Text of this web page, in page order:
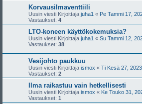
Korvausilmaventtiili
Uusin viesti Kirjoittaja juha1 « Pe Tammi 17,
Vastaukset: 4
LTO-koneen käyttökokemuksia?
Uusin viesti Kirjoittaja juha1 « Su Tammi 12,
Vastaukset: 38
Vesijohto paukkuu
Uusin viesti Kirjoittaja ismox « Ti Kesä 27,
Vastaukset: 2
Ilma raikastuu vain hetkellisesti
Uusin viesti Kirjoittaja ismox « Ke Touko 31,
Vastaukset: 1